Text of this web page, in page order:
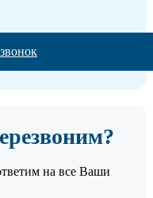
на все Ваши